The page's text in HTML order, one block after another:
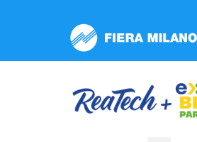
inclui